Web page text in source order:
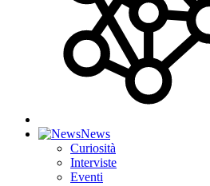
News
Curiosità
Interviste
Eventi